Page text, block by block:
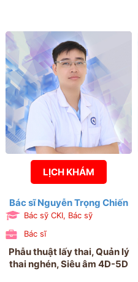
LỊCH KHÁM
Bác sĩ Nguyễn Trọng Chiến
Bác sỹ CKI, Bác sỹ
Bác sĩ
Phẫu thuật lấy thai, Quản lý
thai nghén, Siêu âm 4D-5D